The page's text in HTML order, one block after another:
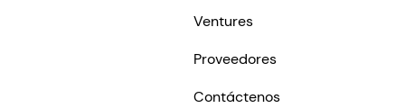
Ventures
Proveedores
Contáctenos